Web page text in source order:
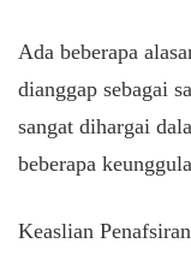
Ada beberapa
dianggap sebagai
sangat dihargai
beberapa
Keaslian